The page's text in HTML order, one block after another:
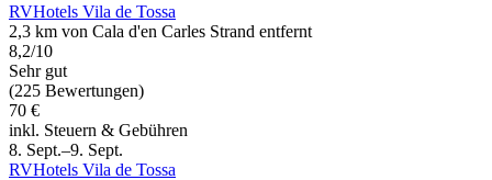
RVHotels Vila de Tossa
2,3 km von Cala d'en Carles Strand entfernt
8,2/10
Sehr gut
(225 Bewertungen)
70 €
inkl. Steuern & Gebühren
8. Sept.–9. Sept.
RVHotels Vila de Tossa